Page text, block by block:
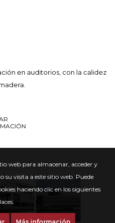
web para almacenar, acceder y
su visita a este sitio web. Puede
haciendo clic en los siguientes
en auditorios, con la calidez